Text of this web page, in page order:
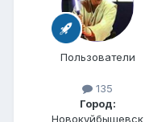
Пользователи
135
Город:
Новокуйбышевск